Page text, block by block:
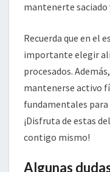
mantenerte saciado
Recuerda que en el
importante elegir
procesados.
mantenerse activo
fundamentales para
¡Disfruta de estas
contigo mismo!
Algunas